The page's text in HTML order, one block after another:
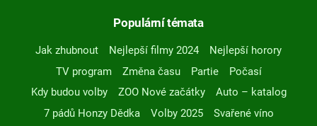
Populární témata
Jak zhubnout Nejlepší filmy 2024
Nejlepší horory
TV program
Změna času Partie
Počasí
Kdy budou volby
ZOO Nové začátky
Auto – katalog
7 pádů Honzy Dědka
Volby 2025
Svařené víno